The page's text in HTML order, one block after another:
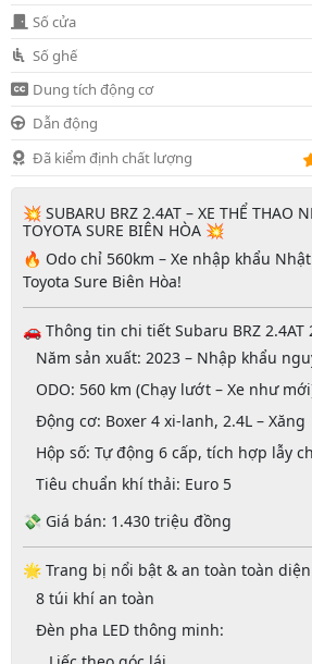
Số cửa
Số ghế
Dung tích động cơ
Dẫn động
Đã kiểm định chất lượng
💥 SUBARU BRZ 2.4AT – XE THỂ THAO
TOYOTA SURE BIÊN HÒA 💥
🔥 Odo chỉ 560km – Xe nhập khẩu
Toyota Sure Biên Hòa!
🚗 Thông tin chi tiết Subaru BRZ 2.4AT
Năm sản xuất: 2023 – Nhập khẩu
ODO: 560 km (Chạy lướt – Xe như
Động cơ: Boxer 4 xi-lanh, 2.4L – Xăng
Hộp số: Tự động 6 cấp, tích hợp lẫy
Tiêu chuẩn khí thải: Euro 5
💸 Giá bán: 1.430 triệu đồng
🌟 Trang bị nổi bật & an toàn toàn diện
8 túi khí an toàn
Đèn pha LED thông minh: